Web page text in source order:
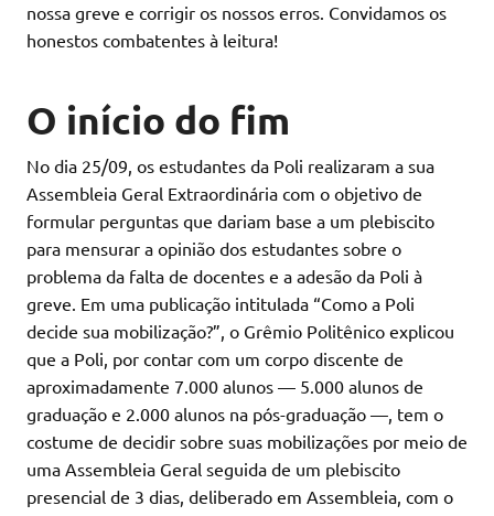
nossa greve e corrigir os nossos erros. Convidamos os
honestos combatentes à leitura!
O início do fim
No dia 25/09, os estudantes da Poli realizaram a sua
Assembleia Geral Extraordinária com o objetivo de
formular perguntas que dariam base a um plebiscito
para mensurar a opinião dos estudantes sobre o
problema da falta de docentes e a adesão da Poli à
greve. Em uma publicação intitulada “Como a Poli
decide sua mobilização?”, o Grêmio Politênico explicou
que a Poli, por contar com um corpo discente de
aproximadamente 7.000 alunos — 5.000 alunos de
graduação e 2.000 alunos na pós-graduação —, tem o
costume de decidir sobre suas mobilizações por meio de
uma Assembleia Geral seguida de um plebiscito
presencial de 3 dias, deliberado em Assembleia, com o